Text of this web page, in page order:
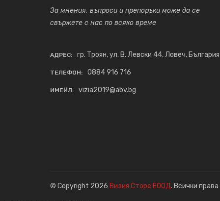
За мнения, въпроси и препоръки може да се
свържете с нас по всяко време
АДРЕС: гр. Троян, ул. В. Левски 44, Ловеч, България
ТЕЛЕФОН: 0884 916 716
ИМЕЙЛ: vizia2019@abv.bg
© Copyright 2026 Визия Сторе ЕООД. Всички